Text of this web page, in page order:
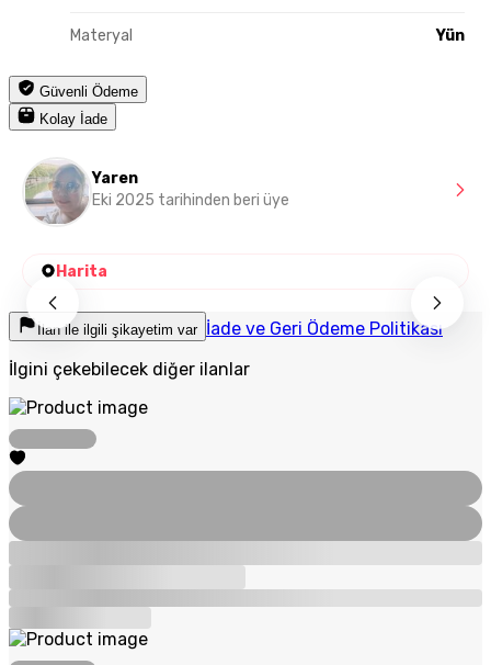
Materyal Yün
Güvenli Ödeme
Kolay İade
Yaren
Eki 2025 tarihinden beri üye
Harita
İlan ile ilgili şikayetim var İade ve Geri Ödeme Politikası
İlgini çekebilecek diğer ilanlar